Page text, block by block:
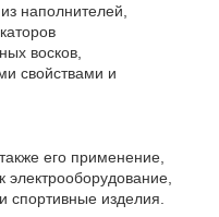
наполнителей,
восков,
свойствами и
его применение,
спортивные изделия.